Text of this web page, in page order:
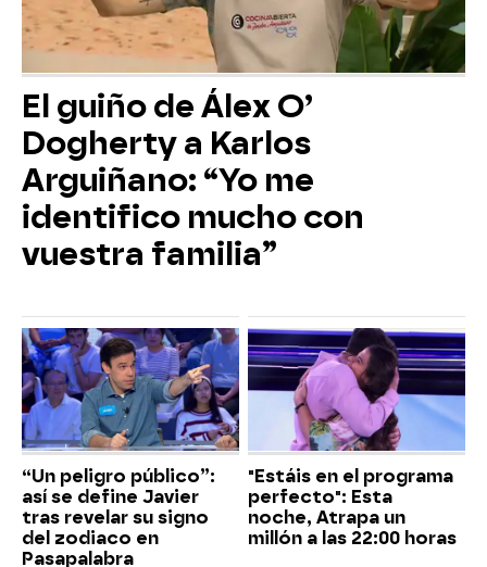
El guiño de Álex O’
Dogherty a Karlos
Arguiñano: “Yo me
identifico mucho con
vuestra familia”
“Un peligro público”:
así se define Javier
tras revelar su signo
del zodiaco en
Pasapalabra
"Estáis en el programa
perfecto": Esta
noche, Atrapa un
millón a las 22:00 horas